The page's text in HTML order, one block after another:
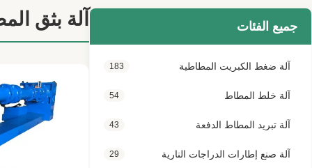
جميع الفئات
آلة ضغط الكبريت المطاطية 183
آلة خلط المطاط 54
آلة تبريد المطاط الدفعة 43
آلة صنع إطارات الدراجات النارية 29
آلة بثق